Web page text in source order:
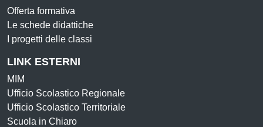
Offerta formativa
Le schede didattiche
I progetti delle classi
LINK ESTERNI
MIM
Ufficio Scolastico Regionale
Ufficio Scolastico Territoriale
Scuola in Chiaro